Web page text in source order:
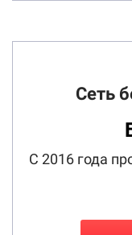
Сеть
С 2016 года